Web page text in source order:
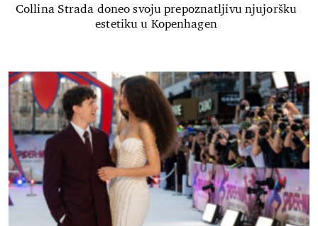
Collina Strada doneo svoju prepoznatljivu njujoršku
estetiku u Kopenhagen